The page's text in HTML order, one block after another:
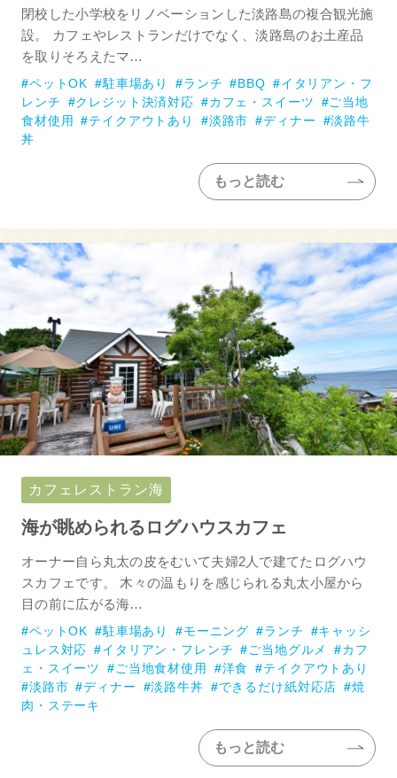
閉校した小学校をリノベーションした淡路島の複合観光施
設。 カフェやレストランだけでなく、淡路島のお土産品
を取りそろえたマ…
ペットOK 駐車場あり ランチ BBQ
イタリアン・フ
レンチ
クレジット決済対応 カフェ・スイーツ
ご当地
食材使用
テイクアウトあり 淡路市 ディナー
淡路牛
丼
もっと読む
カフェレストラン海
海が眺められるログハウスカフェ
オーナー自ら丸太の皮をむいて夫婦2人で建てたログハウ
スカフェです。 木々の温もりを感じられる丸太小屋から
目の前に広がる海…
ペットOK 駐車場あり モーニング ランチ
キャッシ
ュレス対応
イタリアン・フレンチ ご当地グルメ
カフ
ェ・スイーツ
ご当地食材使用 洋食
テイクアウトあり
淡路市
ディナー 淡路牛丼 できるだけ紙対応店
焼
肉・ステーキ
もっと読む